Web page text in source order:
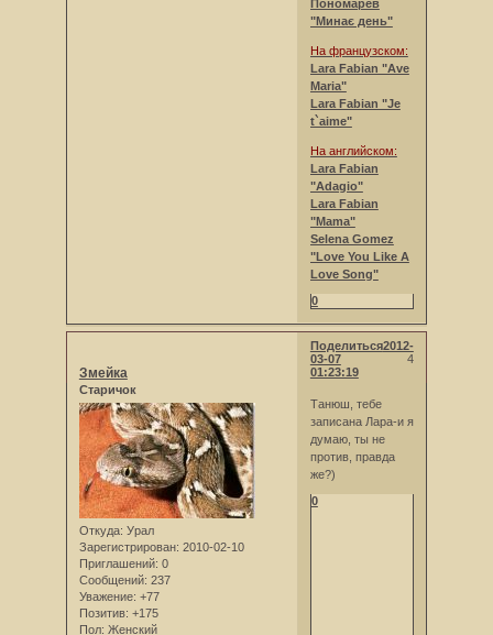
Пономарев
"Минає день"
На французском:
Lara Fabian "Ave
Maria"
Lara Fabian "Je
t`aime"
На английском:
Lara Fabian
"Adagio"
Lara Fabian
"Mama"
Selena Gomez
"Love You Like A
Love Song"
0
Поделиться
4
2012-
03-07
01:23:19
Змейка
Старичок
Откуда: Урал
Зарегистрирован: 2010-02-10
Приглашений: 0
Сообщений: 237
Уважение: +77
Позитив: +175
Пол: Женский
Танюш, тебе
записана Лара-и я
думаю, ты не
против, правда
же?)
0